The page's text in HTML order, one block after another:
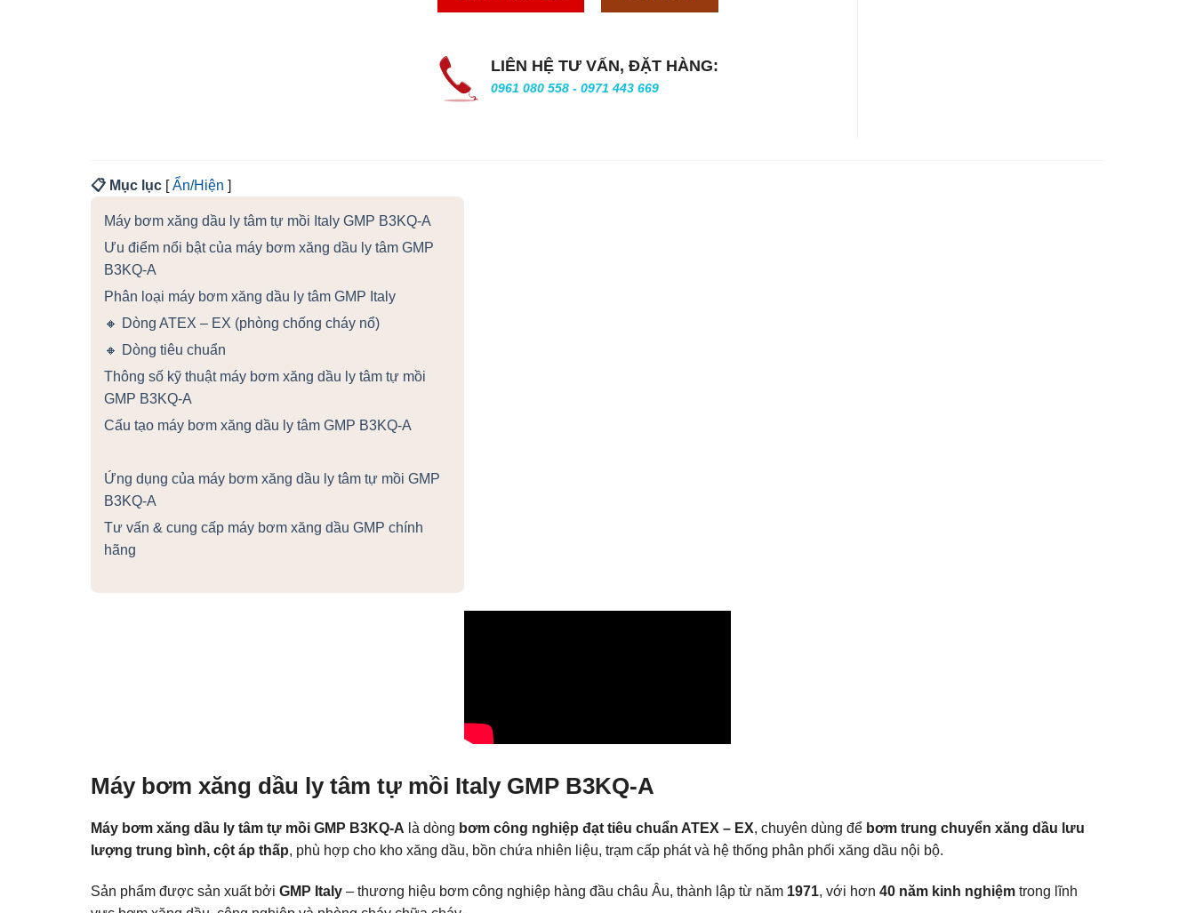
LIÊN HỆ TƯ VẤN, ĐẶT HÀNG:
0961 080 558 - 0971 443 669
📋 Mục lục [Ẩn/Hiện ]
Máy bơm xăng dầu ly tâm tự mồi Italy GMP B3KQ-A
Ưu điểm nổi bật của máy bơm xăng dầu ly tâm GMP
B3KQ-A
Phân loại máy bơm xăng dầu ly tâm GMP Italy
🔸 Dòng ATEX – EX (phòng chống cháy nổ)
🔸 Dòng tiêu chuẩn
Thông số kỹ thuật máy bơm xăng dầu ly tâm tự mồi
GMP B3KQ-A
Cấu tạo máy bơm xăng dầu ly tâm GMP B3KQ-A
Ứng dụng của máy bơm xăng dầu ly tâm tự mồi GMP
B3KQ-A
Tư vấn & cung cấp máy bơm xăng dầu GMP chính
hãng
Máy bơm xăng dầu ly tâm tự mồi Italy GMP B3KQ-A
Máy bơm xăng dầu ly tâm tự mồi GMP B3KQ-A là dòng bơm công nghiệp đạt tiêu chuẩn ATEX – EX, chuyên dùng để bơm trung chuyển xăng dầu lưu
lượng trung bình, cột áp thấp, phù hợp cho kho xăng dầu, bồn chứa nhiên liệu, trạm cấp phát và hệ thống phân phối xăng dầu nội bộ.
Sản phẩm được sản xuất bởi GMP Italy – thương hiệu bơm công nghiệp hàng đầu châu Âu, thành lập từ năm 1971, với hơn 40 năm kinh nghiệm trong lĩnh